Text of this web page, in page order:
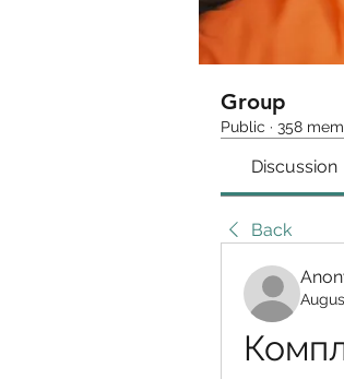
Group
Public · 358
Discussion
Back